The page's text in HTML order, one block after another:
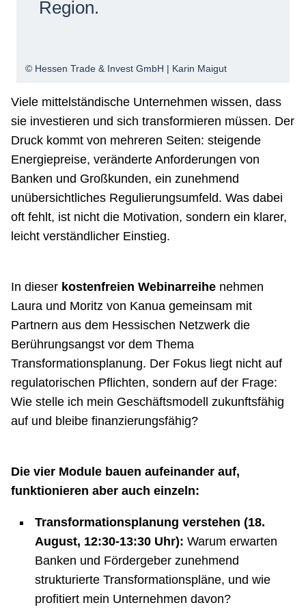
Region.
© Hessen Trade & Invest GmbH | Karin Maigut
Viele mittelständische Unternehmen wissen, dass
sie investieren und sich transformieren müssen. Der
Druck kommt von mehreren Seiten: steigende
Energiepreise, veränderte Anforderungen von
Banken und Großkunden, ein zunehmend
unübersichtliches Regulierungsumfeld. Was dabei
oft fehlt, ist nicht die Motivation, sondern ein klarer,
leicht verständlicher Einstieg.
In dieser kostenfreien Webinarreihenehmen
Laura und Moritz von Kanua gemeinsam mit
Partnern aus dem Hessischen Netzwerk die
Berührungsangst vor dem Thema
Transformationsplanung. Der Fokus liegt nicht auf
regulatorischen Pflichten, sondern auf der Frage:
Wie stelle ich mein Geschäftsmodell zukunftsfähig
auf und bleibe finanzierungsfähig?
Die vier Module bauen aufeinander auf,
funktionieren aber auch einzeln:
Transformationsplanung verstehen (18.
August, 12:30-13:30 Uhr): Warum erwarten
Banken und Fördergeber zunehmend
strukturierte Transformationspläne, und wie
profitiert mein Unternehmen davon?